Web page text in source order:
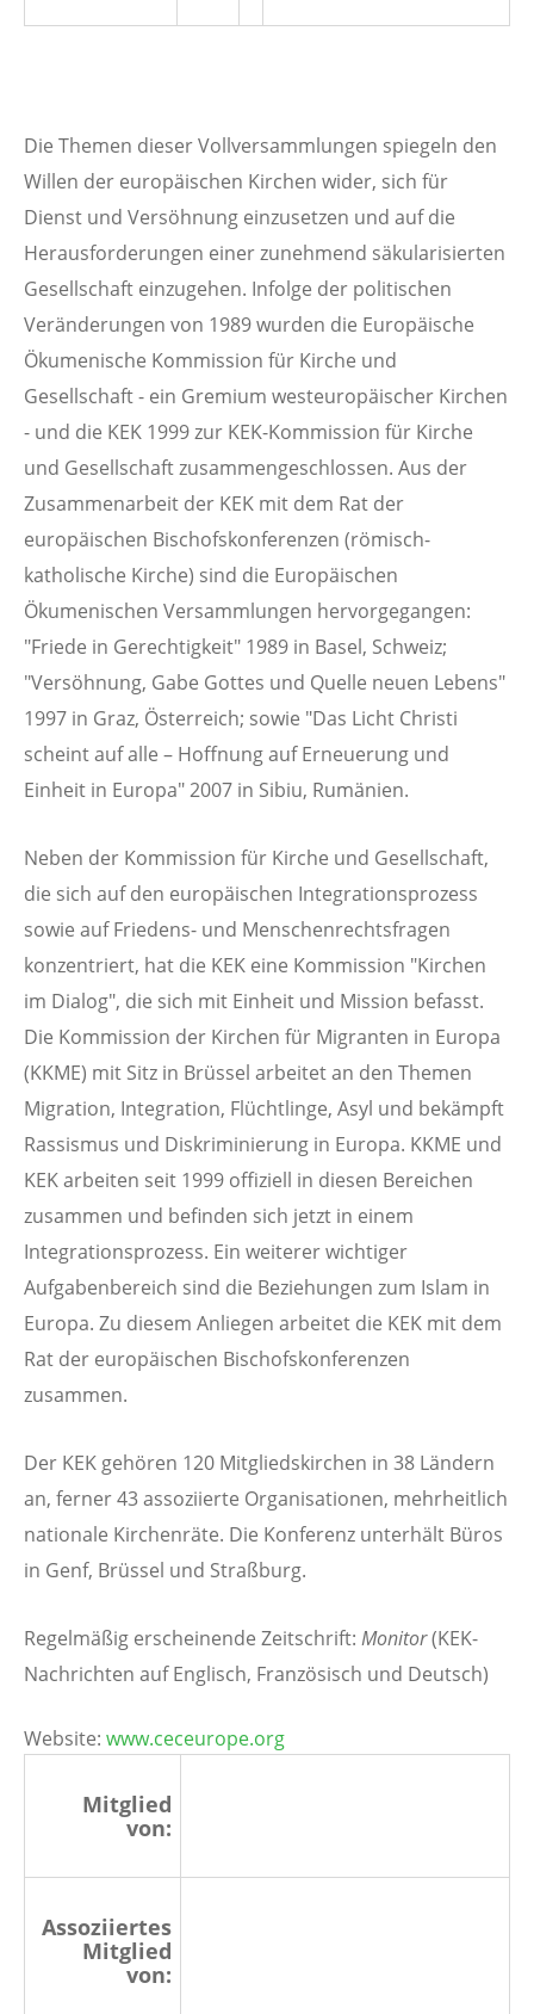
Die Themen dieser Vollversammlungen spiegeln den
Willen der europäischen Kirchen wider, sich für
Dienst und Versöhnung einzusetzen und auf die
Herausforderungen einer zunehmend säkularisierten
Gesellschaft einzugehen. Infolge der politischen
Veränderungen von 1989 wurden die Europäische
Ökumenische Kommission für Kirche und
Gesellschaft - ein Gremium westeuropäischer Kirchen
- und die KEK 1999 zur KEK-Kommission für Kirche
und Gesellschaft zusammengeschlossen. Aus der
Zusammenarbeit der KEK mit dem Rat der
europäischen Bischofskonferenzen (römisch-
katholische Kirche) sind die Europäischen
Ökumenischen Versammlungen hervorgegangen:
"Friede in Gerechtigkeit" 1989 in Basel, Schweiz;
"Versöhnung, Gabe Gottes und Quelle neuen Lebens"
1997 in Graz, Österreich; sowie "Das Licht Christi
scheint auf alle – Hoffnung auf Erneuerung und
Einheit in Europa" 2007 in Sibiu, Rumänien.
Neben der Kommission für Kirche und Gesellschaft,
die sich auf den europäischen Integrationsprozess
sowie auf Friedens- und Menschenrechtsfragen
konzentriert, hat die KEK eine Kommission "Kirchen
im Dialog", die sich mit Einheit und Mission befasst.
Die Kommission der Kirchen für Migranten in Europa
(KKME) mit Sitz in Brüssel arbeitet an den Themen
Migration, Integration, Flüchtlinge, Asyl und bekämpft
Rassismus und Diskriminierung in Europa. KKME und
KEK arbeiten seit 1999 offiziell in diesen Bereichen
zusammen und befinden sich jetzt in einem
Integrationsprozess. Ein weiterer wichtiger
Aufgabenbereich sind die Beziehungen zum Islam in
Europa. Zu diesem Anliegen arbeitet die KEK mit dem
Rat der europäischen Bischofskonferenzen
zusammen.
Der KEK gehören 120 Mitgliedskirchen in 38 Ländern
an, ferner 43 assoziierte Organisationen, mehrheitlich
nationale Kirchenräte. Die Konferenz unterhält Büros
in Genf, Brüssel und Straßburg.
Regelmäßig erscheinende Zeitschrift: Monitor(KEK-
Nachrichten auf Englisch, Französisch und Deutsch)
Website: www.ceceurope.org
Mitglied
von:
Assoziiertes
Mitglied
von: